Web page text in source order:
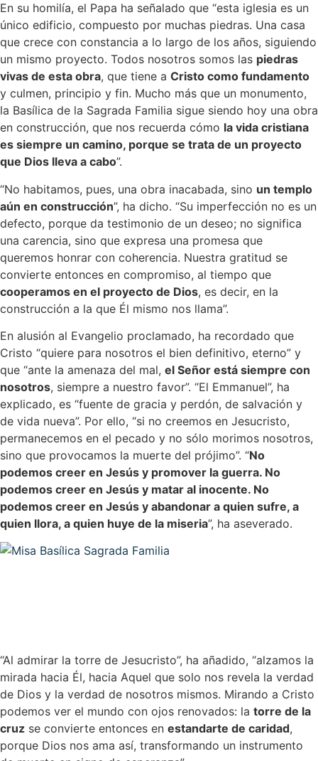
En su homilía, el Papa ha señalado que “esta iglesia es un
único edificio, compuesto por muchas piedras. Una casa
que crece con constancia a lo largo de los años, siguiendo
un mismo proyecto. Todos nosotros somos las piedras
vivas de esta obra, que tiene a Cristo como fundamento
y culmen, principio y fin. Mucho más que un monumento,
la Basílica de la Sagrada Familia sigue siendo hoy una obra
en construcción, que nos recuerda cómo la vida cristiana
es siempre un camino, porque se trata de un proyecto
que Dios lleva a cabo”.
“No habitamos, pues, una obra inacabada, sino un templo
aún en construcción”, ha dicho. “Su imperfección no es un
defecto, porque da testimonio de un deseo; no significa
una carencia, sino que expresa una promesa que
queremos honrar con coherencia. Nuestra gratitud se
convierte entonces en compromiso, al tiempo que
cooperamos en el proyecto de Dios, es decir, en la
construcción a la que Él mismo nos llama”.
En alusión al Evangelio proclamado, ha recordado que
Cristo “quiere para nosotros el bien definitivo, eterno” y
que “ante la amenaza del mal, el Señor está siempre con
nosotros, siempre a nuestro favor”. “El Emmanuel”, ha
explicado, es “fuente de gracia y perdón, de salvación y
de vida nueva”. Por ello, “si no creemos en Jesucristo,
permanecemos en el pecado y no sólo morimos nosotros,
sino que provocamos la muerte del prójimo”. “No
podemos creer en Jesús y promover la guerra. No
podemos creer en Jesús y matar al inocente. No
podemos creer en Jesús y abandonar a quien sufre, a
quien llora, a quien huye de la miseria”, ha aseverado.
“Al admirar la torre de Jesucristo”, ha añadido, “alzamos la
mirada hacia Él, hacia Aquel que solo nos revela la verdad
de Dios y la verdad de nosotros mismos. Mirando a Cristo
podemos ver el mundo con ojos renovados: la torre de la
cruz se convierte entonces en estandarte de caridad,
porque Dios nos ama así, transformando un instrumento